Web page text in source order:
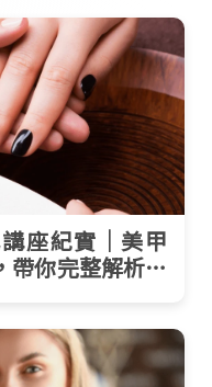
座紀實｜美甲
帶你完整解析美